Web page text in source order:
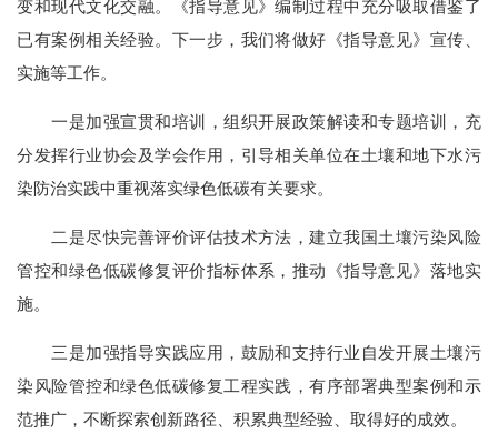
变和现代文化交融。《指导意见》编制过程中充分吸取借鉴了
已有案例相关经验。下一步，我们将做好《指导意见》宣传、
实施等工作。
一是加强宣贯和培训，组织开展政策解读和专题培训，充
分发挥行业协会及学会作用，引导相关单位在土壤和地下水污
染防治实践中重视落实绿色低碳有关要求。
二是尽快完善评价评估技术方法，建立我国土壤污染风险
管控和绿色低碳修复评价指标体系，推动《指导意见》落地实
施。
三是加强指导实践应用，鼓励和支持行业自发开展土壤污
染风险管控和绿色低碳修复工程实践，有序部署典型案例和示
范推广，不断探索创新路径、积累典型经验、取得好的成效。